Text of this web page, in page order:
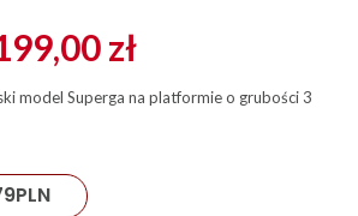
cena
złAktualna
cena
wynosi:
model Superga na platformie o grubości 3
PLN